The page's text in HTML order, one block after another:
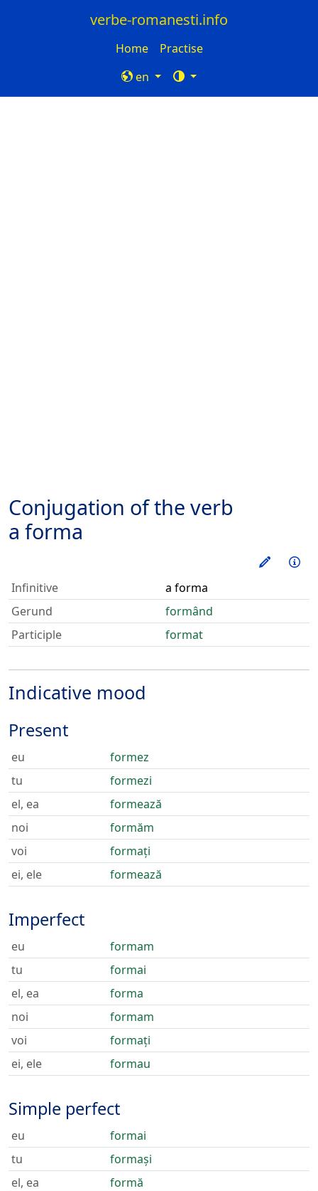
verbe-romanesti.info
Home
Practise
en
Conjugation of the verb
a forma
Train
Infinitive
a forma
Gerund
formând
Participle
format
Indicative mood
Present
eu
formez
tu
formezi
el, ea
formează
noi
formăm
voi
formați
ei, ele
formează
Imperfect
eu
formam
tu
formai
el, ea
forma
noi
formam
voi
formați
ei, ele
formau
Simple perfect
eu
formai
tu
formași
el, ea
formă